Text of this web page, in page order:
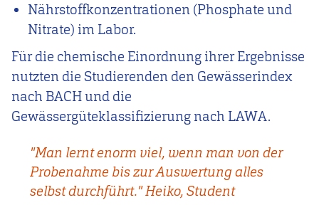
Nährstoffkonzentrationen (Phosphate und
Nitrate) im Labor.
Für die chemische Einordnung ihrer Ergebnisse
nutzten die Studierenden den Gewässerindex
nach BACH und die
Gewässergüteklassifizierung nach LAWA.
"Man lernt enorm viel, wenn man von der
Probenahme bis zur Auswertung alles
selbst durchführt." Heiko, Student